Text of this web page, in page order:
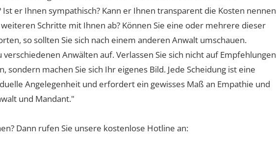
er Ihnen sympathisch? Kann er Ihnen transparent die Kosten nennen
Schritte mit Ihnen ab? Können Sie eine oder mehrere dieser
so sollten Sie sich nach einem anderen Anwalt umschauen.
Anwälten auf. Verlassen Sie sich nicht auf Empfehlungen
sondern machen Sie sich Ihr eigenes Bild. Jede Scheidung ist eine
Angelegenheit und erfordert ein gewisses Maß an Empathie und
und Mandant."
Dann rufen Sie unsere kostenlose Hotline an: